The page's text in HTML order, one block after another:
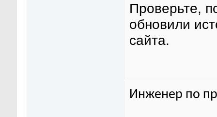
Проверьте,
обновили
сайта.
Инженер по